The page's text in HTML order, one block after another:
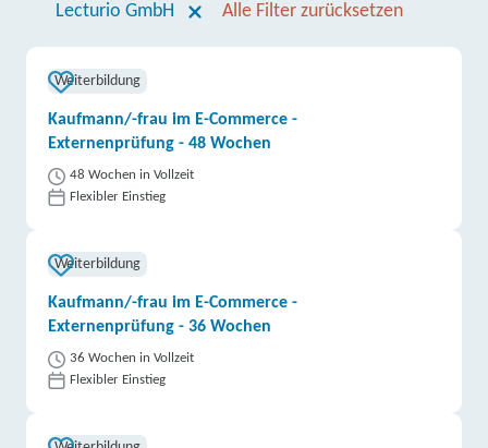
Lecturio GmbH Alle Filter zurücksetzen
Weiterbildung
Kaufmann/-frau im E-Commerce -
Externenprüfung - 48 Wochen
48 Wochen in Vollzeit
Flexibler Einstieg
Weiterbildung
Kaufmann/-frau im E-Commerce -
Externenprüfung - 36 Wochen
36 Wochen in Vollzeit
Flexibler Einstieg